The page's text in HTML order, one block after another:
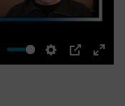
Settings
PIP
Enter